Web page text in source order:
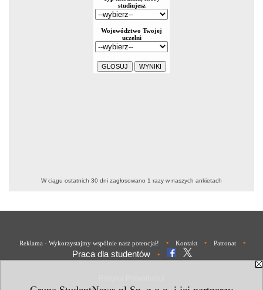
W ciągu ostatnich 30 dni zagłosowano 1 razy w naszych ankietach
Reklama - Wykorzystajmy wspólnie nasz potencjał! • Kontakt • Patronat •
Praca dla studentów •